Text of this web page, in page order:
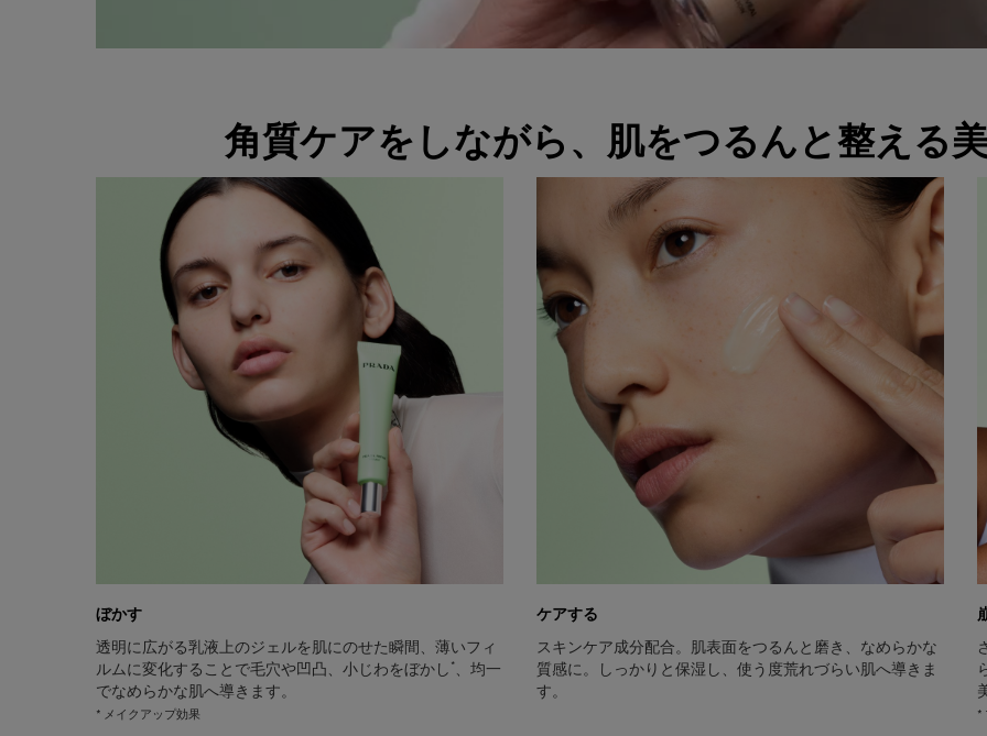
An Extending Primer to blur today and refine for tomorrow角質ケアをしながら、肌をつるんと整える
ぼかす
透明に広がる乳液上のジェルを肌にのせた瞬間、薄いフィ
ルムに変化することで毛穴や凹凸、小じわをぼかし *、均一
でなめらかな肌へ導きます。
* メイクアップ効果
ケアする
スキンケア成分配合。肌表面をつるんと磨き、なめらかな
質感に。しっかりと保湿し、使う度荒れづらい肌へ導きま
す。
*